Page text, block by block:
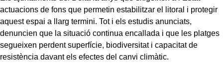
actuacions de fons que permetin estabilitzar el litoral i protegir
aquest espai a llarg termini. Tot i els estudis anunciats,
denuncien que la situació continua encallada i que les platges
segueixen perdent superfície, biodiversitat i capacitat de
resistència davant els efectes del canvi climàtic.